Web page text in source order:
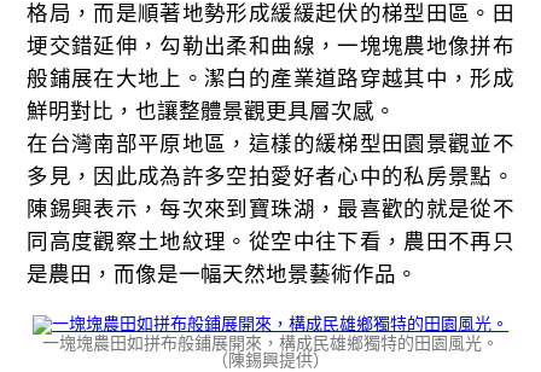
格局，而是順著地勢形成緩緩起伏的梯型田區。田
埂交錯延伸，勾勒出柔和曲線，一塊塊農地像拼布
般鋪展在大地上。潔白的產業道路穿越其中，形成
鮮明對比，也讓整體景觀更具層次感。
在台灣南部平原地區，這樣的緩梯型田園景觀並不
多見，因此成為許多空拍愛好者心中的私房景點。
陳錫興表示，每次來到寶珠湖，最喜歡的就是從不
同高度觀察土地紋理。從空中往下看，農田不再只
是農田，而像是一幅天然地景藝術作品。
一塊塊農田如拼布般鋪展開來，構成民雄鄉獨特的田園風光。
（陳錫興提供）